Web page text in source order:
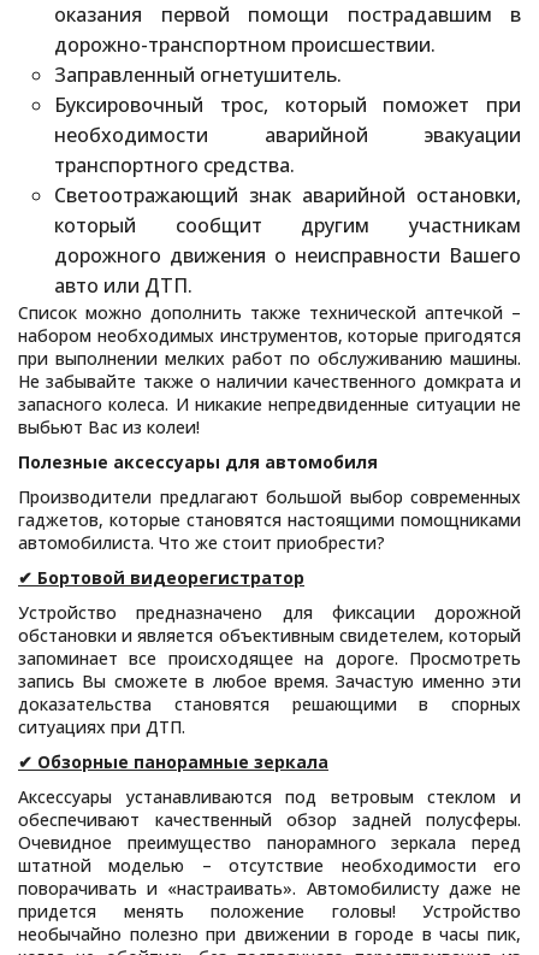
оказания первой помощи пострадавшим в
дорожно-транспортном происшествии.
Заправленный огнетушитель.
Буксировочный трос, который поможет при
необходимости аварийной эвакуации
транспортного средства.
Светоотражающий знак аварийной остановки,
который сообщит другим участникам
дорожного движения о неисправности Вашего
авто или ДТП.
Список можно дополнить также технической аптечкой –
набором необходимых инструментов, которые пригодятся
при выполнении мелких работ по обслуживанию машины.
Не забывайте также о наличии качественного домкрата и
запасного колеса. И никакие непредвиденные ситуации не
выбьют Вас из колеи!
Полезные аксессуары для автомобиля
Производители предлагают большой выбор современных
гаджетов, которые становятся настоящими помощниками
автомобилиста. Что же стоит приобрести?
✔ Бортовой видеорегистратор
Устройство предназначено для фиксации дорожной
обстановки и является объективным свидетелем, который
запоминает все происходящее на дороге. Просмотреть
запись Вы сможете в любое время. Зачастую именно эти
доказательства становятся решающими в спорных
ситуациях при ДТП.
✔ Обзорные панорамные зеркала
Аксессуары устанавливаются под ветровым стеклом и
обеспечивают качественный обзор задней полусферы.
Очевидное преимущество панорамного зеркала перед
штатной моделью – отсутствие необходимости его
поворачивать и «настраивать». Автомобилисту даже не
придется менять положение головы! Устройство
необычайно полезно при движении в городе в часы пик,